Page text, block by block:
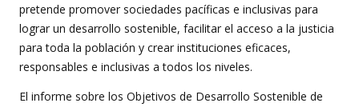
pretende promover sociedades pacíficas e inclusivas para
lograr un desarrollo sostenible, facilitar el acceso a la justicia
para toda la población y crear instituciones eficaces,
responsables e inclusivas a todos los niveles.
El informe sobre los Objetivos de Desarrollo Sostenible de